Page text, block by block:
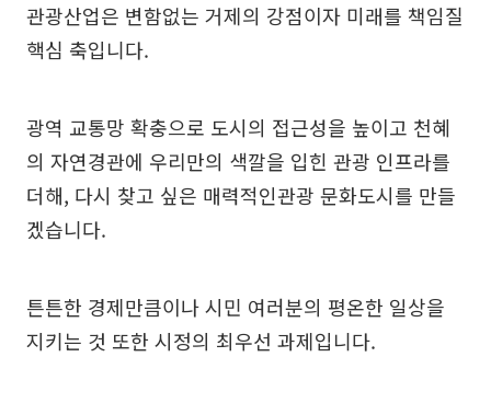
관광산업은 변함없는 거제의 강점이자 미래를 책임질
핵심 축입니다.
광역 교통망 확충으로 도시의 접근성을 높이고 천혜
의 자연경관에 우리만의 색깔을 입힌 관광 인프라를
더해, 다시 찾고 싶은 매력적인관광 문화도시를 만들
겠습니다.
튼튼한 경제만큼이나 시민 여러분의 평온한 일상을
지키는 것 또한 시정의 최우선 과제입니다.